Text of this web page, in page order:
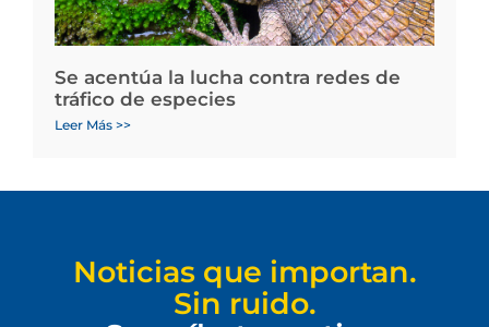
Se acentúa la lucha contra redes de
tráfico de especies
Leer Más >>
Noticias que importan.
Sin ruido.